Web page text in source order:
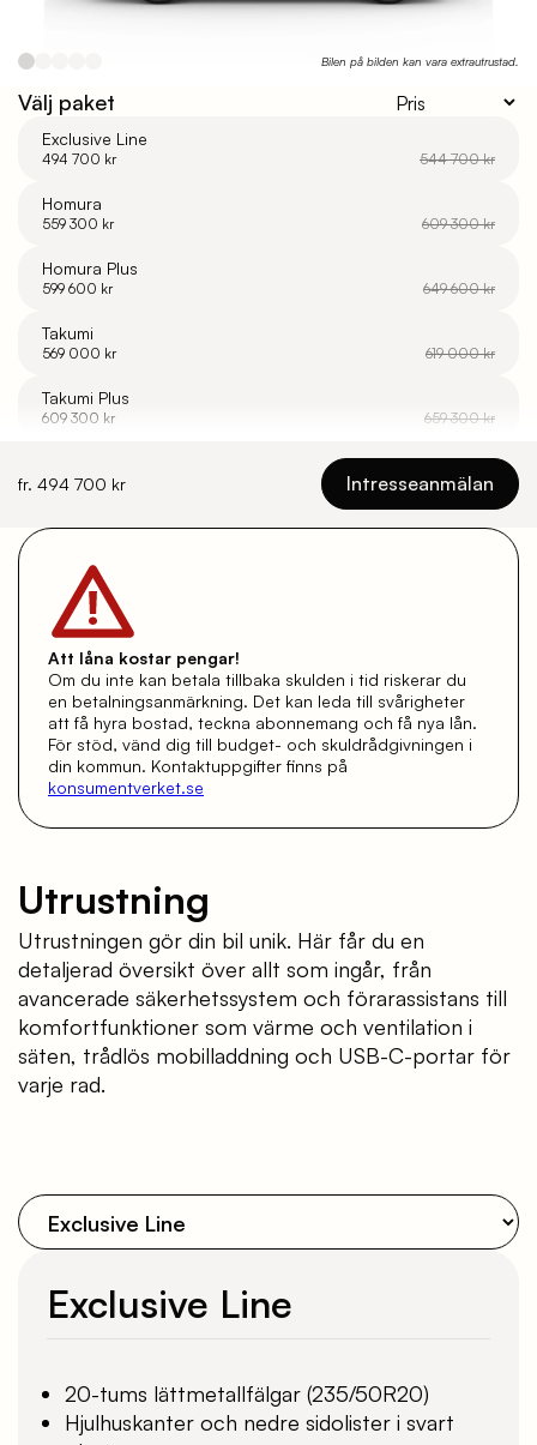
Bilen på bilden kan vara extrautrustad.
Välj paket
Exclusive Line
494 700 kr 544 700 kr
Homura
559 300 kr 609 300 kr
Homura Plus
599 600 kr 649 600 kr
Takumi
569 000 kr 619 000 kr
Takumi Plus
609 300 kr 659 300 kr
fr. 494 700 kr Intresseanmälan
Att låna kostar pengar!
Om du inte kan betala tillbaka skulden i tid riskerar du
en betalningsanmärkning. Det kan leda till svårigheter
att få hyra bostad, teckna abonnemang och få nya lån.
För stöd, vänd dig till budget- och skuldrådgivningen i
din kommun. Kontaktuppgifter finns på
konsumentverket.se
Utrustning
Utrustningen gör din bil unik. Här får du en
detaljerad översikt över allt som ingår, från
avancerade säkerhetssystem och förarassistans till
komfortfunktioner som värme och ventilation i
säten, trådlös mobilladdning och USB-C-portar för
varje rad.
Exclusive Line
20-tums lättmetallfälgar (235/50R20)
Hjulhuskanter och nedre sidolister i svart